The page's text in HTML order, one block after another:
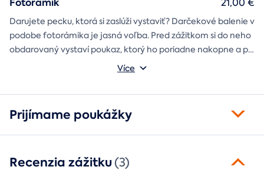
Fotorámik
Darujete pecku, ktorá si zaslúži vystaviť? Darčekové balenie v
podobe fotorámika je jasná voľba. Pred zážitkom si do neho
obdarovaný vystaví poukaz, ktorý ho poriadne nakopne a po
absolvovaní tam poputuje fotka zo zážitku, ktorá pri každom
Môžete vybrať z motívov balónový, tunelový a univerzálny
Více
21,00 €
Prijímame poukážky
Recenzia zážitku(3)